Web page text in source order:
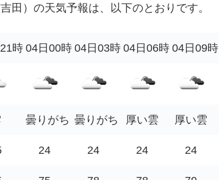
田）の天気予報は、以下のとおりです。
時 04日00時 04日03時 04日06時 04日09時
曇りがち 曇りがち 厚い雲 厚い雲
24 24 24 24